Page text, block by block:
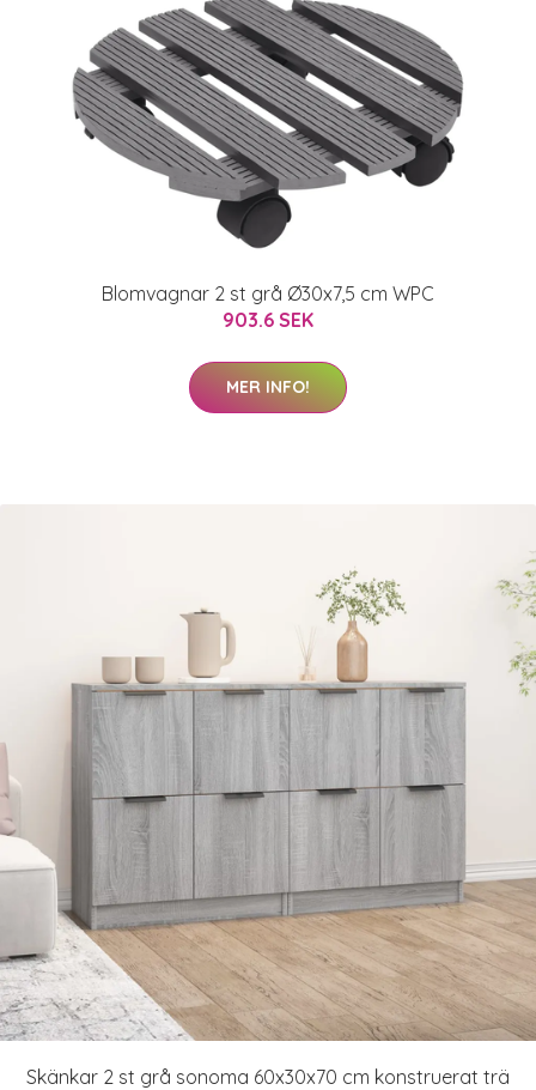
Blomvagnar 2 st grå Ø30x7,5 cm WPC
903.6 SEK
MER INFO!
Skänkar 2 st grå sonoma 60x30x70 cm konstruerat trä